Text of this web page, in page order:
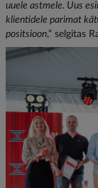
uuele astmele. Uus
klientidele parimat
positsioon,“ selgitas